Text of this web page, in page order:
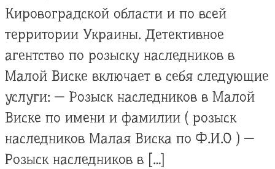
Кировоградской области и по всей
территории Украины. Детективное
агентство по розыску наследников в
Малой Виске включает в себя следующие
услуги: — Розыск наследников в Малой
Виске по имени и фамилии ( розыск
наследников Малая Виска по Ф.И.О ) —
Розыск наследников в […]